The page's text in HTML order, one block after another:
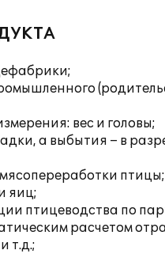
вес и головы;
а выбытия – в
птицы;
яиц;
птицеводства по
расчетом
т.д.;